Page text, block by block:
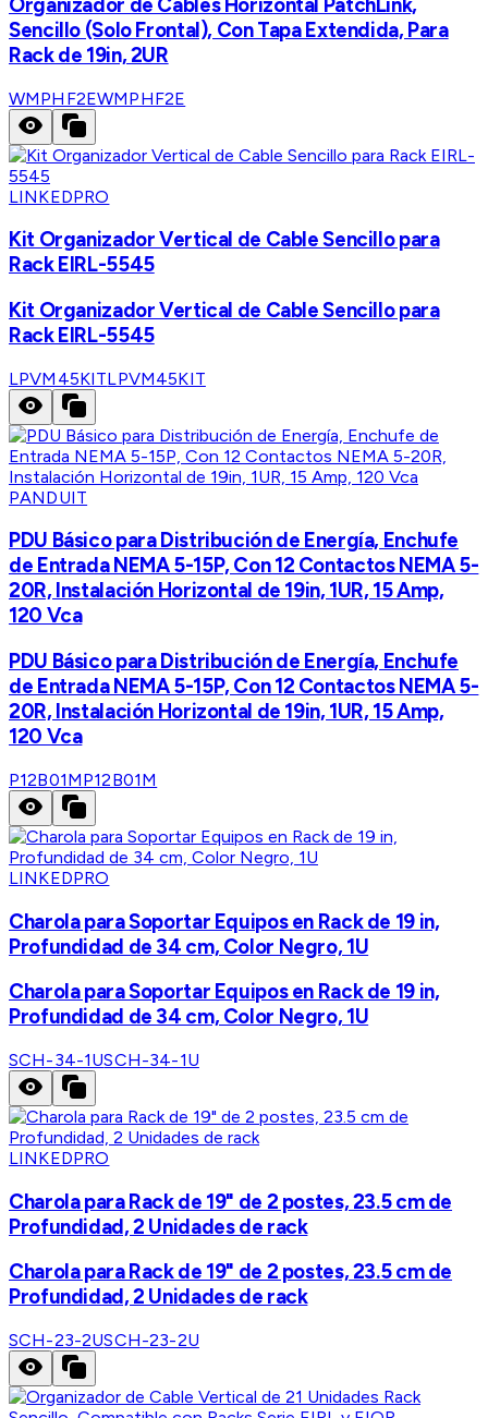
Sencillo (Solo Frontal), Con Tapa Extendida, Para
Rack de 19in, 2UR
WMPHF2EWMPHF2E
LINKEDPRO
Kit Organizador Vertical de Cable Sencillo para
Rack EIRL-5545
Kit Organizador Vertical de Cable Sencillo para
Rack EIRL-5545
LPVM45KITLPVM45KIT
PANDUIT
PDU Básico para Distribución de Energía, Enchufe
de Entrada NEMA 5-15P, Con 12 Contactos NEMA 5-
20R, Instalación Horizontal de 19in, 1UR, 15 Amp,
120 Vca
PDU Básico para Distribución de Energía, Enchufe
de Entrada NEMA 5-15P, Con 12 Contactos NEMA 5-
20R, Instalación Horizontal de 19in, 1UR, 15 Amp,
120 Vca
P12B01MP12B01M
LINKEDPRO
Charola para Soportar Equipos en Rack de 19 in,
Profundidad de 34 cm, Color Negro, 1U
Charola para Soportar Equipos en Rack de 19 in,
Profundidad de 34 cm, Color Negro, 1U
SCH-34-1USCH-34-1U
LINKEDPRO
Charola para Rack de 19" de 2 postes, 23.5 cm de
Profundidad, 2 Unidades de rack
Charola para Rack de 19" de 2 postes, 23.5 cm de
Profundidad, 2 Unidades de rack
SCH-23-2USCH-23-2U